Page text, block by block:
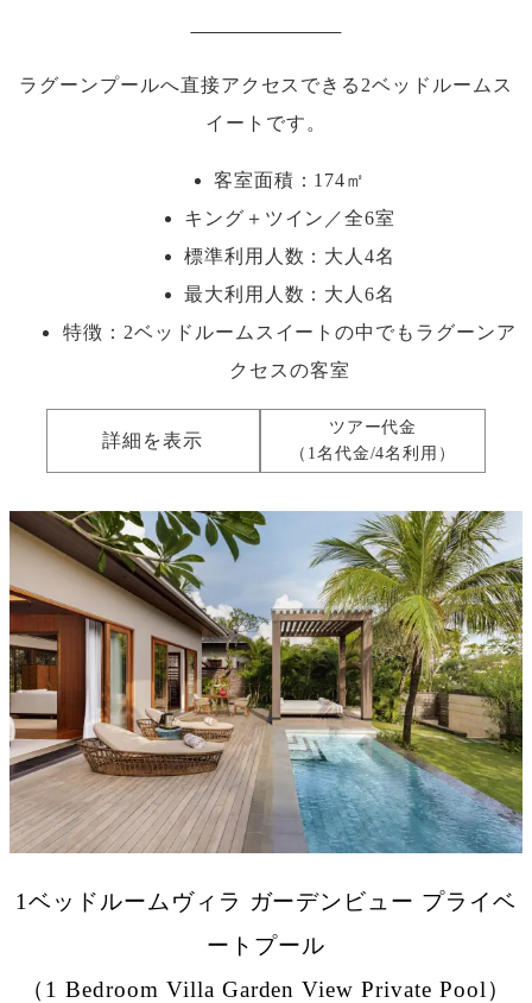
ラグーンプールへ直接アクセスできる2ベッドルームス
イートです。
客室面積：174㎡
キング＋ツイン／全6室
標準利用人数： 大人4名
最大利用人数： 大人6名
特徴：2ベッドルームスイートの中でもラグーンア
クセスの客室
詳細を表示
ツアー代金
（1名代金/4名利用）
1ベッドルームヴィラ ガーデンビュー プライベ
ートプール
（1 Bedroom Villa Garden View Private Pool）